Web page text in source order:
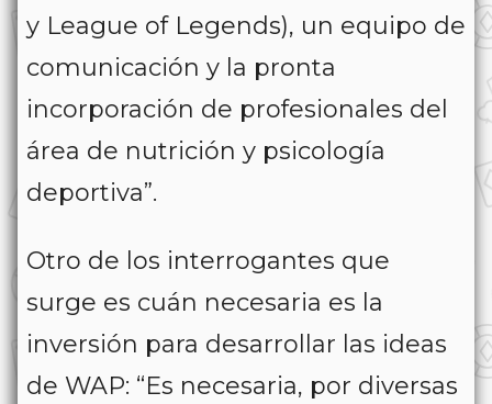
y League of Legends), un equipo de
comunicación y la pronta
incorporación de profesionales del
área de nutrición y psicología
deportiva”.
Otro de los interrogantes que
surge es cuán necesaria es la
inversión para desarrollar las ideas
de WAP: “Es necesaria, por diversas